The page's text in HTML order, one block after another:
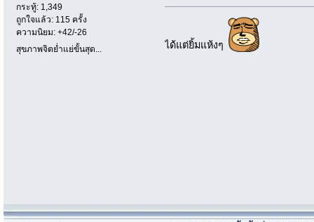
กระทู้: 1,349
ถูกใจแล้ว: 115 ครั้ง
ความนิยม: +42/-26
สุขภาพจิตย่ำแย่ขั้นสุด...
ได้แต่ยิ้มแห้งๆ